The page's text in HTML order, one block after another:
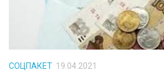
СОЦПАКЕТ 19.04.2021